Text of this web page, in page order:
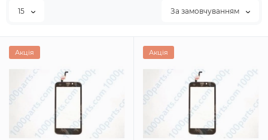
15 За замовчуванням
Акція Акція